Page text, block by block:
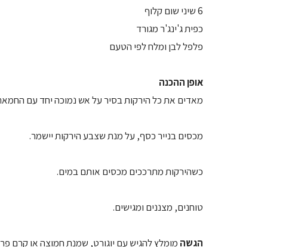
6 שיני שום קלוף
כפית ג'ינג'ר מגורד
פלפל לבן ומלח לפי הטעם
אופן ההכנה
מאדים את כל הירקות בסיר על אש נמוכה יחד עם
מכסים בנייר כסף, על מנת שצבע הירקות יישמר.
כשהירקות מתרככים מכסים אותם במים.
טוחנים, מצננים ומגישים.
הגשה מומלץ להגיש עם יוגורט, שמנת חמוצה או קרם